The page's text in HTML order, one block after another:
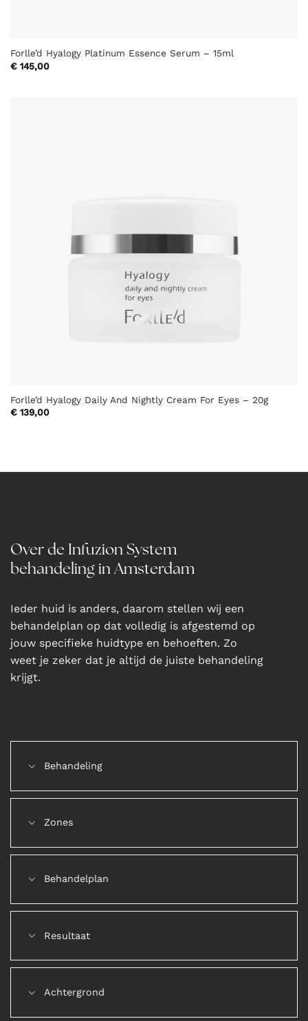
Forlle’d Hyalogy Platinum Essence Serum – 15ml
€145,00
Forlle’d Hyalogy Daily And Nightly Cream For Eyes – 20g
€139,00
Over de Infuzion System
behandeling in Amsterdam
Ieder huid is anders, daarom stellen wij een
behandelplan op dat volledig is afgestemd op
jouw specifieke huidtype en behoeften. Zo
weet je zeker dat je altijd de juiste behandeling
krijgt.
Behandeling
Zones
Behandelplan
Resultaat
Achtergrond